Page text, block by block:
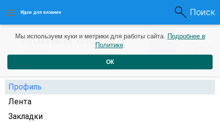
Идеи для вязания Поиск
Human Made T-
Shirt
0 0
Профиль
Лента
Закладки
Мы используем куки и метрики для работы сайта. Подробнее в
Политике.
ОК